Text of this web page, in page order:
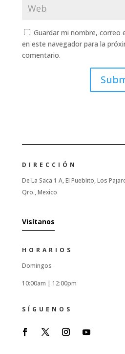
Guardar mi nombre, correo
en este navegador para la
comentario.
DIRECCIÓN
De La Saca 1 A, El Pueblito, Los
Qro., Mexico
Visítanos
HORARIOS
Domingos
10:00am | 12:00pm
SÍGUENOS